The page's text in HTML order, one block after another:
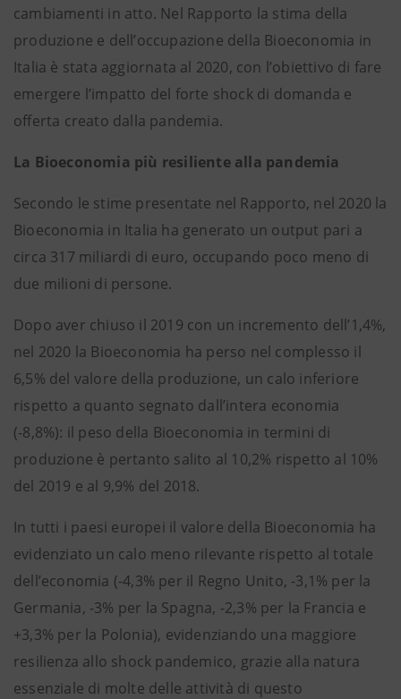
cambiamenti in atto. Nel Rapporto la stima della
produzione e dell’occupazione della Bioeconomia in
Italia è stata aggiornata al 2020, con l’obiettivo di fare
emergere l’impatto del forte shock di domanda e
offerta creato dalla pandemia.
La Bioeconomia più resiliente alla pandemia
Secondo le stime presentate nel Rapporto, nel 2020 la
Bioeconomia in Italia ha generato un output pari a
circa 317 miliardi di euro, occupando poco meno di
due milioni di persone.
Dopo aver chiuso il 2019 con un incremento dell’1,4%,
nel 2020 la Bioeconomia ha perso nel complesso il
6,5% del valore della produzione, un calo inferiore
rispetto a quanto segnato dall’intera economia
(-8,8%): il peso della Bioeconomia in termini di
produzione è pertanto salito al 10,2% rispetto al 10%
del 2019 e al 9,9% del 2018.
In tutti i paesi europei il valore della Bioeconomia ha
evidenziato un calo meno rilevante rispetto al totale
dell’economia (-4,3% per il Regno Unito, -3,1% per la
Germania, -3% per la Spagna, -2,3% per la Francia e
+3,3% per la Polonia), evidenziando una maggiore
resilienza allo shock pandemico, grazie alla natura
essenziale di molte delle attività di questo